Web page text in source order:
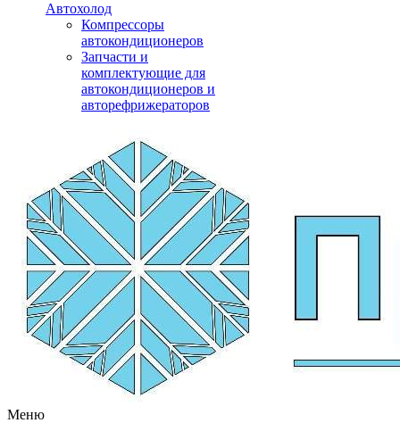
Автохолод
Компрессоры
автокондиционеров
Запчасти и
комплектующие для
автокондиционеров и
авторефрижераторов
Меню